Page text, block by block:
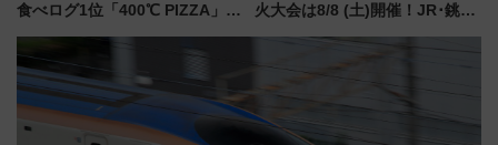
食べログ1位「400℃ PIZZA」が
プン。もつ鍋風など限定メニュ
ーも
火大会は8/8 (土)開催！JR･銚子
力＆屋台を満喫